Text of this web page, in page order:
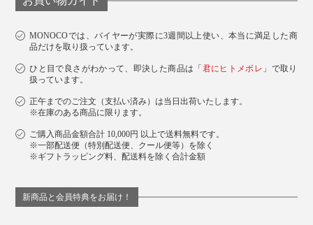
MONOCOでは、バイヤーが実際に3週間以上使い、本当に満足した商
品だけを取り扱っています。
ひと目で良さがわかって、即決した商品は「 君にヒトメボレ 」で取り
扱っています。
正午までのご注文（支払い済み）は当日出荷いたします。
※在庫のある商品に限ります。
ご購入商品金額合計 10,000円 以上で送料無料です。
※一部配送便（特別配送便、クール便等）を除く
※ギフトラッピング料、配送料を除く合計金額
新商品と会員特典をお届け！